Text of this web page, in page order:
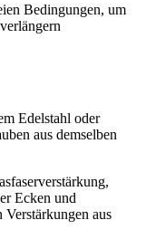
Bedingungen, um
Edelstahl oder
aus demselben
Ecken und
aus